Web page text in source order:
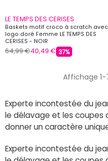
LE TEMPS DES CERISES
Baskets motif croco à scratch avec
logo doré Femme LE TEMPS DES
CERISES - NOIR
64,99 €40,49 € 37%
Affichage
Experte incontestée du
le délavage et les coupes
donner un caractère
Experte incontestée du